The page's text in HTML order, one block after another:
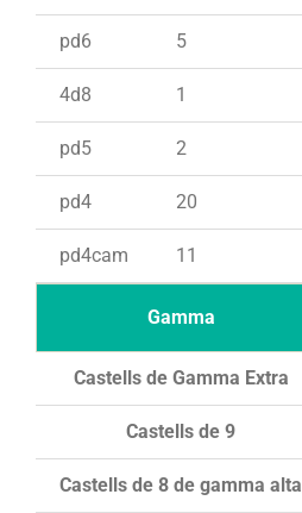
pd6 5
4d8 1
pd5 2
pd4 20
pd4cam 11
Gamma
Castells de Gamma Extra
Castells de 9
Castells de 8 de gamma alta